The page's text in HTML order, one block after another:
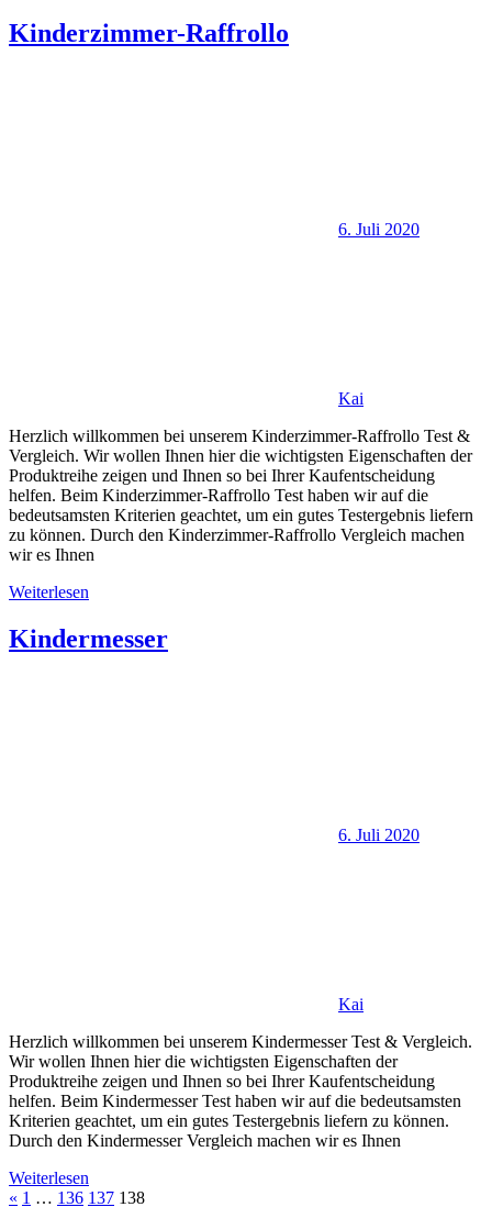
Kinderzimmer-Raffrollo
6. Juli 2020
Kai
Herzlich willkommen bei unserem Kinderzimmer-Raffrollo Test &
Vergleich. Wir wollen Ihnen hier die wichtigsten Eigenschaften der
Produktreihe zeigen und Ihnen so bei Ihrer Kaufentscheidung
helfen. Beim Kinderzimmer-Raffrollo Test haben wir auf die
bedeutsamsten Kriterien geachtet, um ein gutes Testergebnis liefern
zu können. Durch den Kinderzimmer-Raffrollo Vergleich machen
wir es Ihnen
Weiterlesen
Kindermesser
6. Juli 2020
Kai
Herzlich willkommen bei unserem Kindermesser Test & Vergleich.
Wir wollen Ihnen hier die wichtigsten Eigenschaften der
Produktreihe zeigen und Ihnen so bei Ihrer Kaufentscheidung
helfen. Beim Kindermesser Test haben wir auf die bedeutsamsten
Kriterien geachtet, um ein gutes Testergebnis liefern zu können.
Durch den Kindermesser Vergleich machen wir es Ihnen
Weiterlesen
« Vorherige
1 … 136 137 138